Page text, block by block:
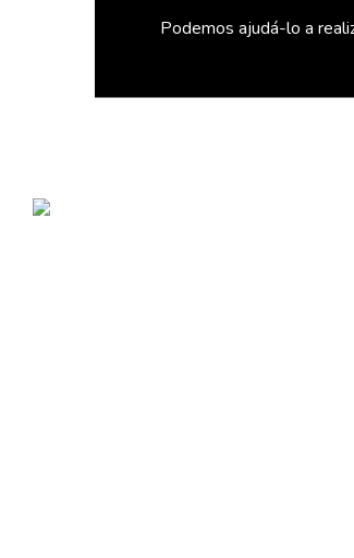
Podemos ajudá-lo a